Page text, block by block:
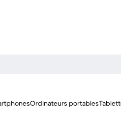
Ordinateurs portables